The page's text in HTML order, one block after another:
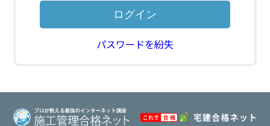
パスワードを紛失